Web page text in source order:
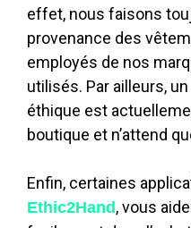
effet, nous faisons
provenance des
employés de nos
utilisés. Par ailleurs,
éthique est
boutique et n’attend
Enfin, certaines
Ethic2Hand , vous